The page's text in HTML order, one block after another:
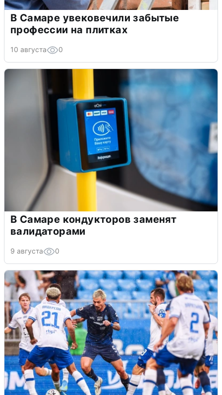
В Самаре увековечили забытые
профессии на плитках
10 августа 0
В Самаре кондукторов заменят
валидаторами
9 августа 0